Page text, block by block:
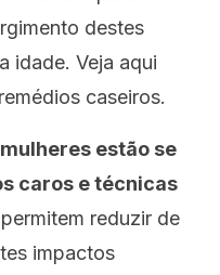
destes
idade. Veja aqui
caseiros.
estão se
caros e técnicas
reduzir de
impactos